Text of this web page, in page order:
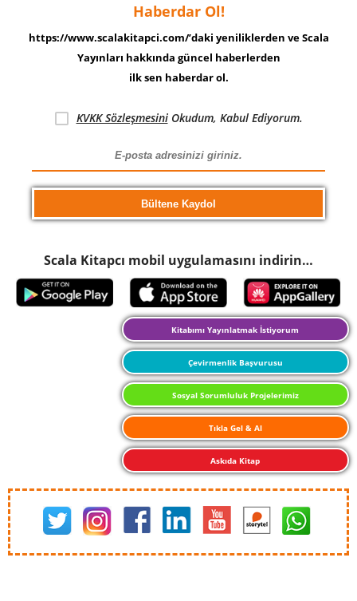
Haberdar Ol!
https://www.scalakitapci.com/’daki yeniliklerden ve Scala
Yayınları hakkında güncel haberlerden
ilk sen haberdar ol.
KVKK SözleşmesiniOkudum, Kabul Ediyorum.
Scala Kitapcı mobil uygulamasını indirin…
Kitabımı Yayınlatmak İstiyorum
Çevirmenlik Başvurusu
Sosyal Sorumluluk Projelerimiz
Tıkla Gel & Al
Askıda Kitap